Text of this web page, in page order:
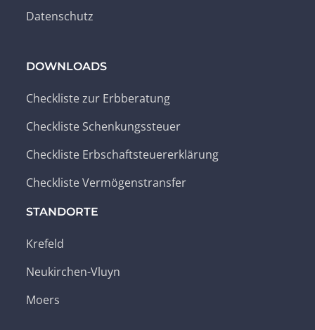
Datenschutz
DOWNLOADS
Checkliste zur Erbberatung
Checkliste Schenkungssteuer
Checkliste Erbschaftsteuererklärung
Checkliste Vermögenstransfer
STANDORTE
Krefeld
Neukirchen-Vluyn
Moers